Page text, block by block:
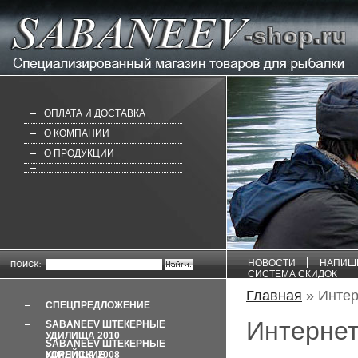
ОПЛАТА И ДОСТАВКА
О КОМПАНИИ
О ПРОДУКЦИИ
НОВОСТИ
СИСТЕМА СКИДОК
СПЕЦПРЕДЛОЖЕНИЕ
SABANEEV ШТЕКЕРНЫЕ
SABANEEV ШТЕКЕРНЫЕ
Главная »